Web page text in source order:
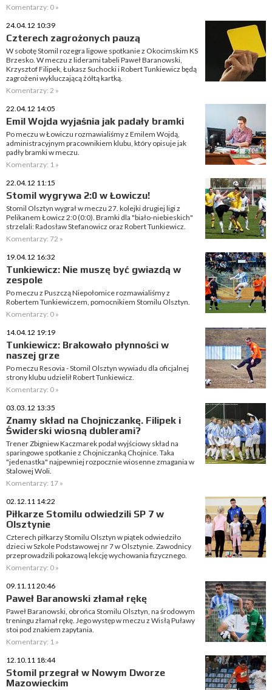
Komentarzy: 0 »
24.04.12 10:39
Czterech zagrożonych pauzą
W sobotę Stomil rozegra ligowe spotkanie z Okocimskim KS
Brzesko. W meczu z liderami tabeli Paweł Baranowski,
Krzysztof Filipek, Łukasz Suchocki i Robert Tunkiewicz będą
zagrożeni wykluczającą żółtą kartką.
Komentarzy: 2 »
22.04.12 14:05
Emil Wojda wyjaśnia jak padały bramki
Po meczu w Łowiczu rozmawialiśmy z Emilem Wojdą,
administracyjnym pracownikiem klubu, który opisuje jak
padły bramki w meczu.
Komentarzy: 1 »
22.04.12 11:15
Stomil wygrywa 2:0 w Łowiczu!
Stomil Olsztyn wygrał w meczu 27. kolejki drugiej ligi z
Pelikanem Łowicz 2:0 (0:0). Bramki dla "biało-niebieskich"
strzelali: Radosław Stefanowicz oraz Robert Tunkiewicz.
Komentarzy: 72 »
19.04.12 16:32
Tunkiewicz: Nie muszę być gwiazdą w
zespole
Po meczu z Puszczą Niepołomice rozmawialiśmy z
Robertem Tunkiewiczem, pomocnikiem Stomilu Olsztyn.
Komentarzy: 0 »
14.04.12 19:19
Tunkiewicz: Brakowało płynności w
naszej grze
Po meczu Resovia - Stomil Olsztyn wywiadu dla oficjalnej
strony klubu udzielił Robert Tunkiewicz.
Komentarzy: 0 »
03.03.12 13:35
Znamy skład na Chojniczankę. Filipek i
Świderski wiosną dublerami?
Trener Zbigniew Kaczmarek podał wyjściowy skład na
sparingowe spotkanie z Chojniczanką Chojnice. Taka
"jedenastka" najpewniej rozpocznie wiosenne zmagania w
Stalowej Woli.
Komentarzy: 17 »
02.12.11 14:22
Piłkarze Stomilu odwiedzili SP 7 w
Olsztynie
Czterech piłkarzy Stomilu Olsztyn w piątek odwiedziło
dzieci w Szkole Podstawowej nr 7 w Olsztynie. Zawodnicy
przeprowadzili pokazową lekcję wychowania fizycznego.
Komentarzy: 0 »
09.11.11 20:46
Paweł Baranowski złamał rękę
Paweł Baranowski, obrońca Stomilu Olsztyn, na środowym
treningu złamał rękę. Jego występ w meczu z Wisłą Puławy
stoi pod znakiem zapytania.
Komentarzy: 1 »
12.10.11 18:44
Stomil przegrał w Nowym Dworze
Mazowieckim